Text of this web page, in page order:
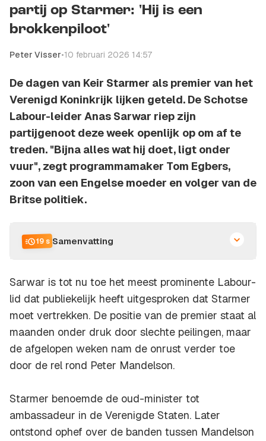
partij op Starmer: 'Hij is een
brokkenpiloot'
Peter Visser•10 februari 2026 14:57
De dagen van Keir Starmer als premier van het
Verenigd Koninkrijk lijken geteld. De Schotse
Labour-leider Anas Sarwar riep zijn
partijgenoot deze week openlijk op om af te
treden. "Bijna alles wat hij doet, ligt onder
vuur", zegt programmamaker Tom Egbers,
zoon van een Engelse moeder en volger van de
Britse politiek.
19 s Samenvatting
Sarwar is tot nu toe het meest prominente Labour-
lid dat publiekelijk heeft uitgesproken dat Starmer
moet vertrekken. De positie van de premier staat al
maanden onder druk door slechte peilingen, maar
de afgelopen weken nam de onrust verder toe
door de rel rond Peter Mandelson.
Starmer benoemde de oud-minister tot
ambassadeur in de Verenigde Staten. Later
ontstond ophef over de banden tussen Mandelson